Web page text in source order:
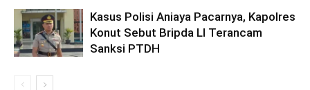
Kasus Polisi Aniaya Pacarnya, Kapolres
Konut Sebut Bripda LI Terancam
Sanksi PTDH